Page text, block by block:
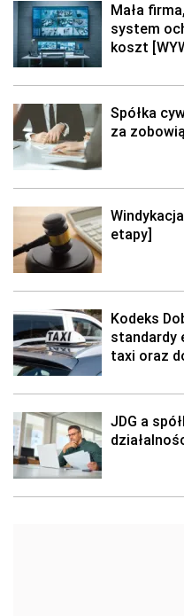
Mała
system
koszt
Spółka
za
etapy]
Kodeks
standardy
taxi oraz
JDG a